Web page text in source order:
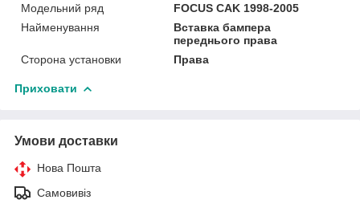
Модельний ряд
FOCUS CAK 1998-2005
Найменування
Вставка бампера
переднього права
Сторона установки
Права
Приховати
Умови доставки
Нова Пошта
Самовивіз